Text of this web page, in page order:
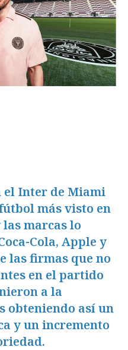
el Inter de Miami
más visto en
marcas lo
Cola, Apple y
las firmas que no
en el partido
a la
obteniendo así un
y un incremento